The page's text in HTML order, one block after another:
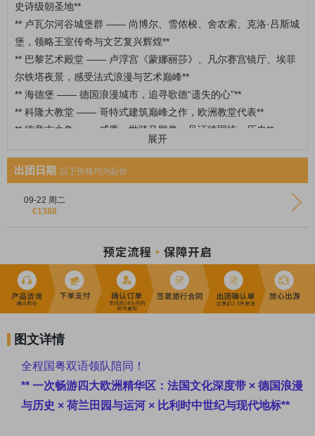
史诗级朝圣地**
** 卢瓦尔河谷城堡群 —— 尚博尔、雪侬梭、舍农索、克洛·吕斯城
堡，领略王室传奇与文艺复兴辉煌**
** 巴黎艺术殿堂 —— 卢浮宫《蒙娜丽莎》、凡尔赛宫镜厅、埃菲
尔铁塔夜景，感受法式浪漫与艺术巅峰**
** 海德堡 —— 德国浪漫城市，追寻歌德“遗失的心”**
** 科隆大教堂 —— 哥特式建筑巅峰之作，欧洲教堂代表**
** 德意志之角 —— 威廉一世骑马雕像，见证德国统一历史**
** 吕德斯海姆 —— 莱茵河畔葡萄园梯田与迷人小巷，德国田园风
情体验**
** 阿姆斯特丹老城运河 —— 世界遗产运河，山形墙建筑林立，感
受荷兰黄金时代辉煌**
** 阿姆斯特丹王宫 —— 水坝广场古典地标，皇家气息尽显**
** 桑斯安斯风车村 —— 传统手工业与田园生活体验，经典荷兰乡
村风光**
** 布鲁塞尔大广场 —— 巴洛克建筑群，世界文化遗产，历史与艺
术交融**
古城魅力**
** 尿童于连像 —— 幽默与自由精神象征，街头趣味景点**
** 悠闲与探索完美结合 —— 欧洲各地连住酒店，轻松漫步古城与
自然景观，深度体验各国风情**
展开
出团日期 以下价格均为起价
09-22 周二
€1388
图文详情
全程国粤双语领队陪同！
** 一次畅游四大欧洲精华区：法国文化深度带 × 德国浪漫
与历史 × 荷兰田园与运河 × 比利时中世纪与现代地标**